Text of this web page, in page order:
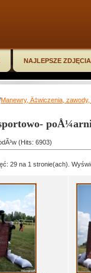
NAJLEPSZE ZDJĘCIA
Manewry, Ä‡wiczenia,
(Hits: 6903)
29 na 1 stronie(ach).